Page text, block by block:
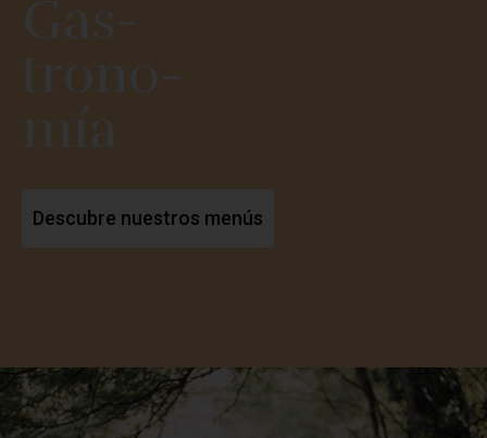
Descubre nuestros menús